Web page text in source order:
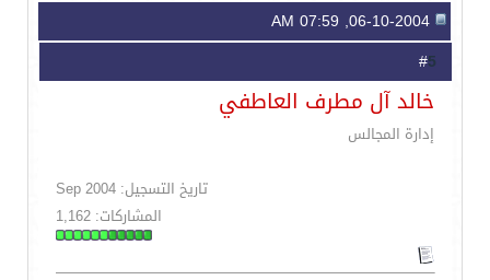
5
خالد آل مطرف العاطفي
إدارة المجالس
تاريخ التسجيل: Sep 2004
المشاركات: 1,162